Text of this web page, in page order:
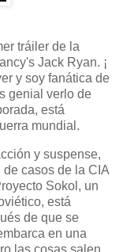
tráiler de la
Jack Ryan. ¡
y soy fanática de
genial verlo de
está
mundial.
y suspense,
casos de la CIA
Sokol, un
está
de que se
en una
las cosas salen